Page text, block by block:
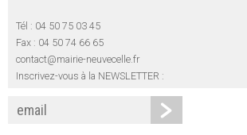
Tél : 04 50 75 03 45
Fax : 04 50 74 66 65
contact@mairie-neuvecelle.fr
Inscrivez-vous à la NEWSLETTER :